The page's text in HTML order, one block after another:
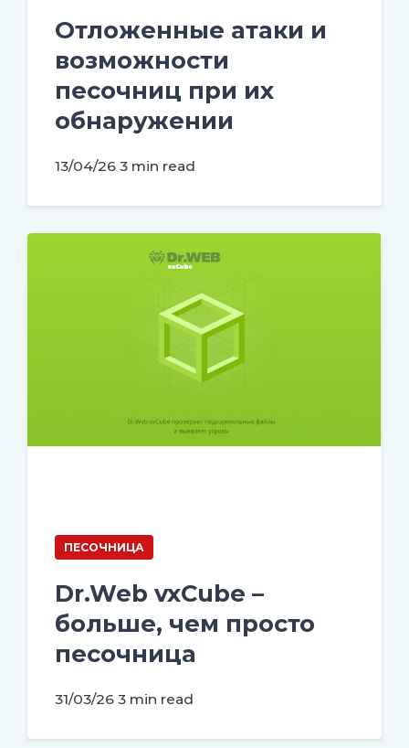
Отложенные атаки и
возможности
песочниц при их
обнаружении
13/04/26 3 min read
ПЕСОЧНИЦА
Dr.Web vxCube –
больше, чем просто
песочница
31/03/26 3 min read